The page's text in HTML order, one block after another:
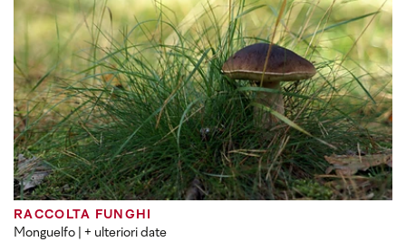
RACCOLTA FUNGHI
Monguelfo | + ulteriori date